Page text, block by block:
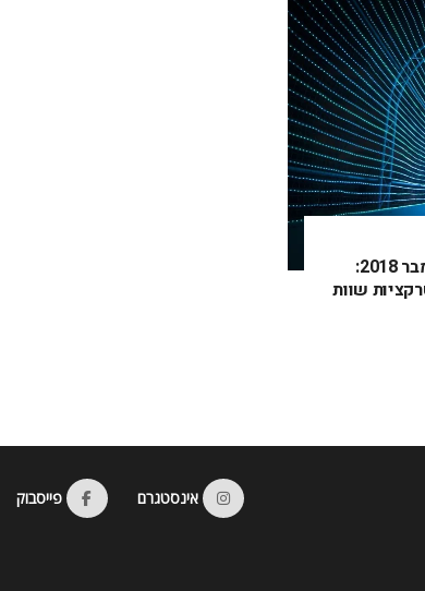
מה לעשות בלונדון בחודש נובמבר 2018:
שוות
אינסטגרם פייסבוק